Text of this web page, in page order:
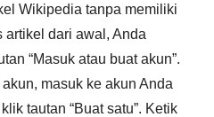
Wikipedia tanpa memiliki
artikel dari awal, Anda
“Masuk atau buat akun”.
masuk ke akun Anda
tautan “Buat satu”. Ketik